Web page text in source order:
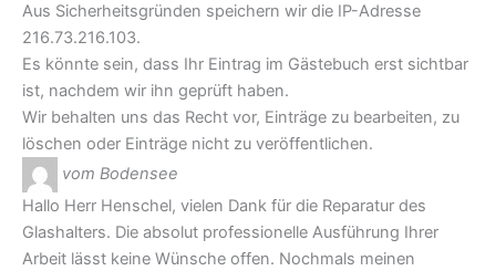
Aus Sicherheitsgründen speichern wir die IP-Adresse
216.73.216.103.
Es könnte sein, dass Ihr Eintrag im Gästebuch erst sichtbar
ist, nachdem wir ihn geprüft haben.
Wir behalten uns das Recht vor, Einträge zu bearbeiten, zu
löschen oder Einträge nicht zu veröffentlichen.
vom Bodensee
Hallo Herr Henschel, vielen Dank für die Reparatur des
Glashalters. Die absolut professionelle Ausführung Ihrer
Arbeit lässt keine Wünsche offen. Nochmals meinen